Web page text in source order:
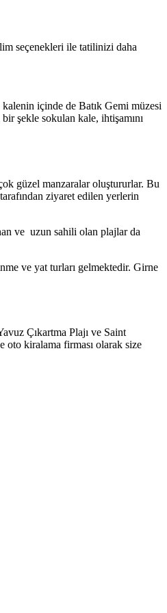
seçenekleri ile tatilinizi daha
içinde de Batık Gemi müzesi
şekle sokulan kale, ihtişamını
güzel manzaralar oluştururlar. Bu
ziyaret edilen yerlerin
ve uzun sahili olan plajlar da
ve yat turları gelmektedir. Girne
Çıkartma Plajı ve Saint
kiralama firması olarak size